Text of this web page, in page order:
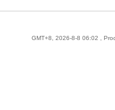
GMT+8, 2026-8-8 06:02 ,